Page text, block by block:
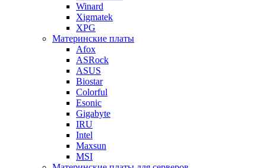
Winard
Xigmatek
XPG
Материнские платы
Afox
ASRock
ASUS
Biostar
Colorful
Esonic
Gigabyte
IRU
Intel
Maxsun
MSI